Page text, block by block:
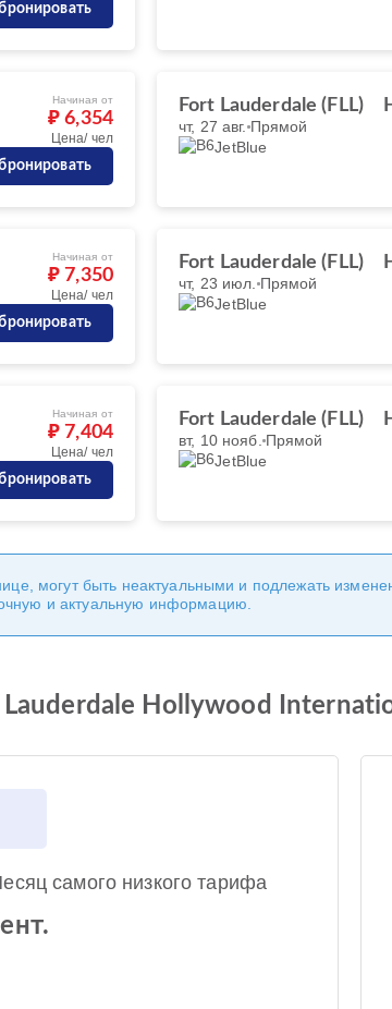
Начиная от
₽ 6,354
Цена/ чел
Fort Lauderdale (FLL)
чт, 27 авг. Прямой
JetBlue
Начиная от
₽ 7,350
Цена/ чел
Fort Lauderdale (FLL)
чт, 23 июл. Прямой
JetBlue
Начиная от
₽ 7,404
Цена/ чел
Fort Lauderdale (FLL)
вт, 10 нояб. Прямой
JetBlue
могут быть неактуальными и подлежать
и актуальную информацию.
Hollywood
самого низкого тарифа